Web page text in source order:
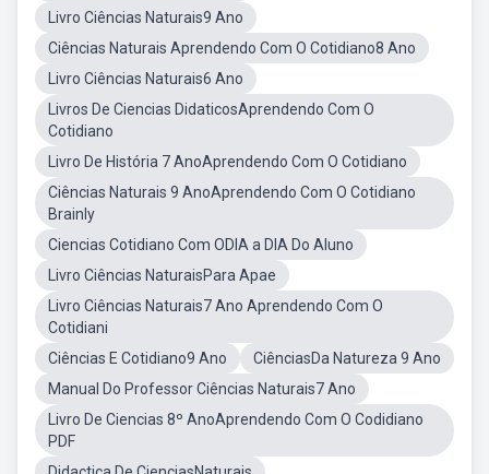
Livro Ciências Naturais9 Ano
Ciências Naturais Aprendendo Com O Cotidiano8 Ano
Livro Ciências Naturais6 Ano
Livros De Ciencias DidaticosAprendendo Com O
Cotidiano
Livro De História 7 AnoAprendendo Com O Cotidiano
Ciências Naturais 9 AnoAprendendo Com O Cotidiano
Brainly
Ciencias Cotidiano Com ODIA a DIA Do Aluno
Livro Ciências NaturaisPara Apae
Livro Ciências Naturais7 Ano Aprendendo Com O
Cotidiani
Ciências E Cotidiano9 Ano
CiênciasDa Natureza 9 Ano
Manual Do Professor Ciências Naturais7 Ano
Livro De Ciencias 8º AnoAprendendo Com O Codidiano
PDF